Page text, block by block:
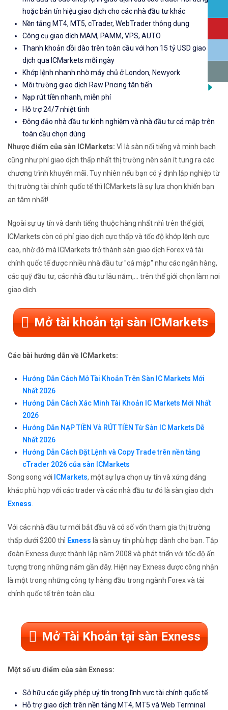
hoặc bán tín hiệu giao dịch cho các nhà đầu tư khác
Nền tảng MT4, MT5, cTrader, WebTrader thông dụng
Công cụ giao dịch MAM, PAMM, VPS, AUTO
Thanh khoản dồi dào trên toàn cầu với hơn 15 tỷ USD giao
dịch qua ICMarkets mỗi ngày
Khớp lệnh nhanh nhờ máy chủ ở London, Newyork
Môi trường giao dịch Raw Pricing tân tiến
Nạp rút tiền nhanh, miễn phí
Hỗ trợ 24/7 nhiệt tình
Đông đảo nhà đầu tư kinh nghiệm và nhà đầu tư cá mập trên
toàn cầu chọn dùng
Nhược điểm của sàn ICMarkets: Vì là sàn nổi tiếng và minh bạch
cũng như phí giao dịch thấp nhất thị trường nên sàn ít tung ra các
chương trình khuyến mãi. Tuy nhiên nếu bạn có ý định lập nghiệp từ
thị trường tài chính quốc tế thì ICMarkets là sự lựa chọn khiến bạn
an tâm nhất!
Ngoài sự uy tín và danh tiếng thuộc hàng nhất nhì trên thế giới,
ICMarkets còn có phí giao dịch cực thấp và tốc độ khớp lệnh cực
cao, nhờ đó mà ICMarkets trở thành sàn giao dịch Forex và tài
chính quốc tế được nhiều nhà đầu tư "cá mập" như các ngân hàng,
các quỹ đầu tư, các nhà đầu tư lâu năm,... trên thế giới chọn làm nơi
giao dịch.
Mở tài khoản tại sàn ICMarkets
Các bài hướng dẫn về ICMarkets:
Hướng Dẫn Cách Mở Tài Khoản Trên Sàn IC Markets Mới
Nhất 2026
Hướng Dẫn Cách Xác Minh Tài Khoản IC Markets Mới Nhất
2026
Hướng Dẫn NẠP TIỀN Và RÚT TIỀN Từ Sàn IC Markets Dễ
Nhất 2026
Hướng Dẫn Cách Đặt Lệnh và Copy Trade trên nền tảng
cTrader 2026 của sàn ICMarkets
Song song với ICMarkets, một sự lựa chọn uy tín và xứng đáng
khác phù hợp với các trader và các nhà đầu tư đó là sàn giao dịch
Exness.
Với các nhà đầu tư mới bắt đầu và có số vốn tham gia thị trường
thấp dưới $200 thì Exness là sàn uy tín phù hợp dành cho bạn. Tập
đoàn Exness được thành lập năm 2008 và phát triển với tốc độ ấn
tượng trong những năm gần đây. Hiện nay Exness được công nhận
là một trong những công ty hàng đầu trong ngành Forex và tài
chính quốc tế trên toàn cầu.
Mở Tài Khoản tại sàn Exness
Một số ưu điểm của sàn Exness:
Sở hữu các giấy phép uý tín trong lĩnh vực tài chính quốc tế
Hỗ trợ giao dịch trên nền tảng MT4, MT5 và Web Terminal